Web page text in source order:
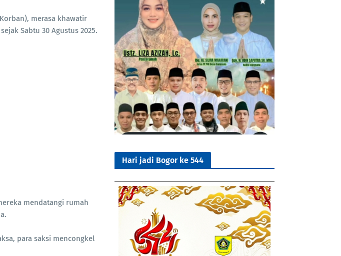
merasa khawatir
Sabtu 30 Agustus 2025.
mendatangi rumah
para saksi mencongkel
Hari jadi Bogor ke 544